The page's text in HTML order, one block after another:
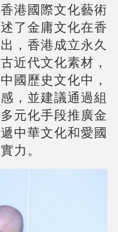
港國際文化藝術
了金庸文化在香
，香港成立永久
近代文化素材，
國歷史文化中，
，並建議通過組
元化手段推廣金
中華文化和愛國
力。